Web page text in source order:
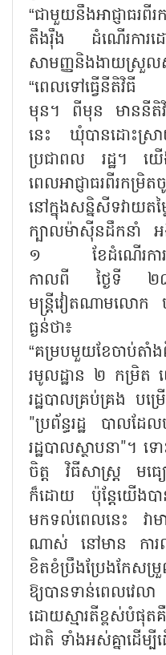
“ជាមួយនឹងអាជ្ញាធរពី
តឹងរ៉ឹង ដំណើរការដ
សាមញ្ញនិងងាយស្រួល
“ពេលទៅធ្វើនីតិវិធី
មុន។ ពីមុន មាននីតិ
នេះ ឃុំបានដោះស្រាយ
ប្រជាពល រដ្ឋ។ យើ
ពេលអាជ្ញាធរពីរកម្រិ
នៅក្នុងសន្និសីទវាយតម្ល
ក្បាលម៉ាស៊ីនដឹកនាំ អ
១ ខែដំណើរការគំរូអ
កាលពី ថ្ងៃទី ២៨
មន្ត្រីវៀតណាមលោ
ធ្ងន់ថា៖
“គម្របមួយខែចាប់តាំង
រមូលដ្ឋាន ២ កម្រិត យ
រដ្ឋបាលគ្រប់គ្រង បម្
"ប្រព័ន្ធរដ្ឋ បាលដែ
រដ្ឋបាលស្ថាបនា"។ ទ
ចិត្ត វិធីសាស្រ្ត មធ្យ
ក៏ដោយ ប៉ុន្តែយើង
មកទល់ពេលនេះ វាម
ណាស់ នៅមាន ការលំ
ខិតខំប្រឹងប្រែងកែ
ឱ្យបានទាន់ពេលវេល
ដោយស្មារតីខ្ពស់បំផុត
ជាតិ ទាំងអស់គ្នាដើម្បី